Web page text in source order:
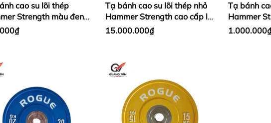
cao su lõi thép
Strength màu đen
lỗ 50 nhập khẩu (giá
Tạ bánh cao su lõi thép nhỏ
Hammer Strength cao cấp lỗ
50 nhập khẩu (Set 5 - 25kg)
15.000.000₫
Tạ bánh
Hammer
50 nhập